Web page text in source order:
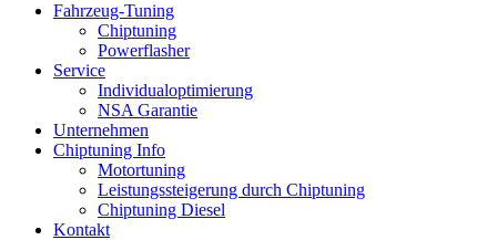
Fahrzeug-Tuning
Chiptuning
Powerflasher
Service
Individualoptimierung
NSA Garantie
Unternehmen
Chiptuning Info
Motortuning
Leistungssteigerung durch Chiptuning
Chiptuning Diesel
Kontakt